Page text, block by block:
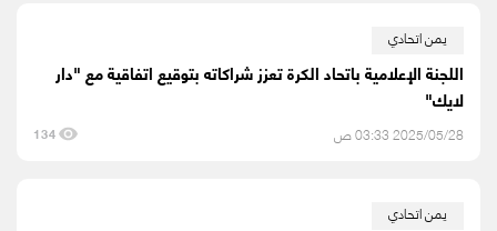
يمن اتحادي
اللجنة الإعلامية باتحاد الكرة تعزز شراكاته بتوقيع اتفاقية مع "دار
لايك"
2025/05/28 03:33 ص 134
يمن اتحادي